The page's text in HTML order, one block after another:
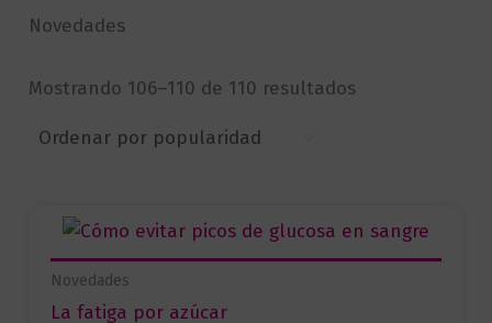
Novedades
Mostrando 106–110 de 110 resultadosSorted
Novedades
La fatiga por azúcar